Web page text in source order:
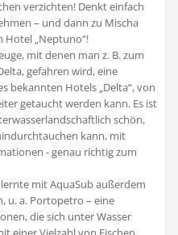
verzichten! Denkt einfach
– und dann zu Mischa
Hotel „Neptuno“!
mit denen man z. B. zum
gefahren wird, eine
bekannten Hotels „Delta“, von
getaucht werden kann. Es ist
schön,
kann, mit
- genau richtig zum
mit AquaSub außerdem
u. a. Portopetro – eine
die sich unter Wasser